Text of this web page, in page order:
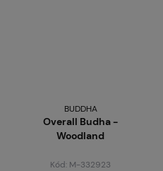
BUDDHA
Overall Budha -
Woodland
Kód: M-332923